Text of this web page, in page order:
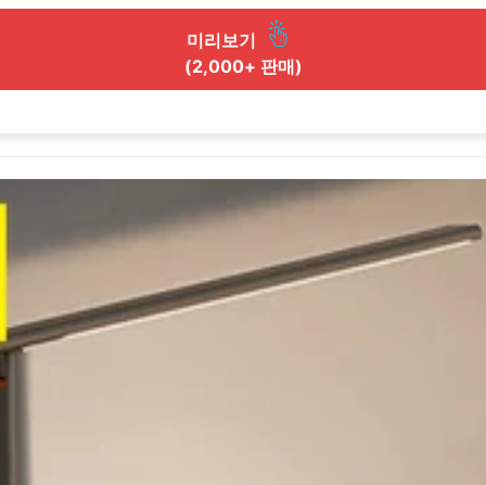
미리보기
(2,000+ 판매)